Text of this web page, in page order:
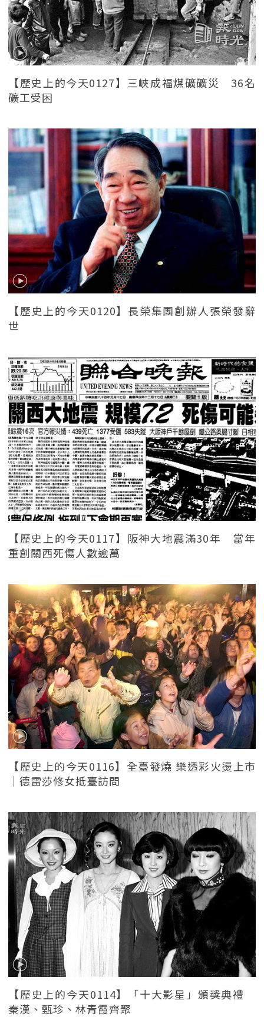
【歷史上的今天0127】三峽成福煤礦礦災 36名
礦工受困
【歷史上的今天0120】長榮集團創辦人張榮發辭
世
【歷史上的今天0117】阪神大地震滿30年 當年
重創關西死傷人數逾萬
【歷史上的今天0116】全臺發燒 樂透彩火燙上市
｜德雷莎修女抵臺訪問
【歷史上的今天0114】「十大影星」頒獎典禮
秦漢、甄珍、林青霞齊聚